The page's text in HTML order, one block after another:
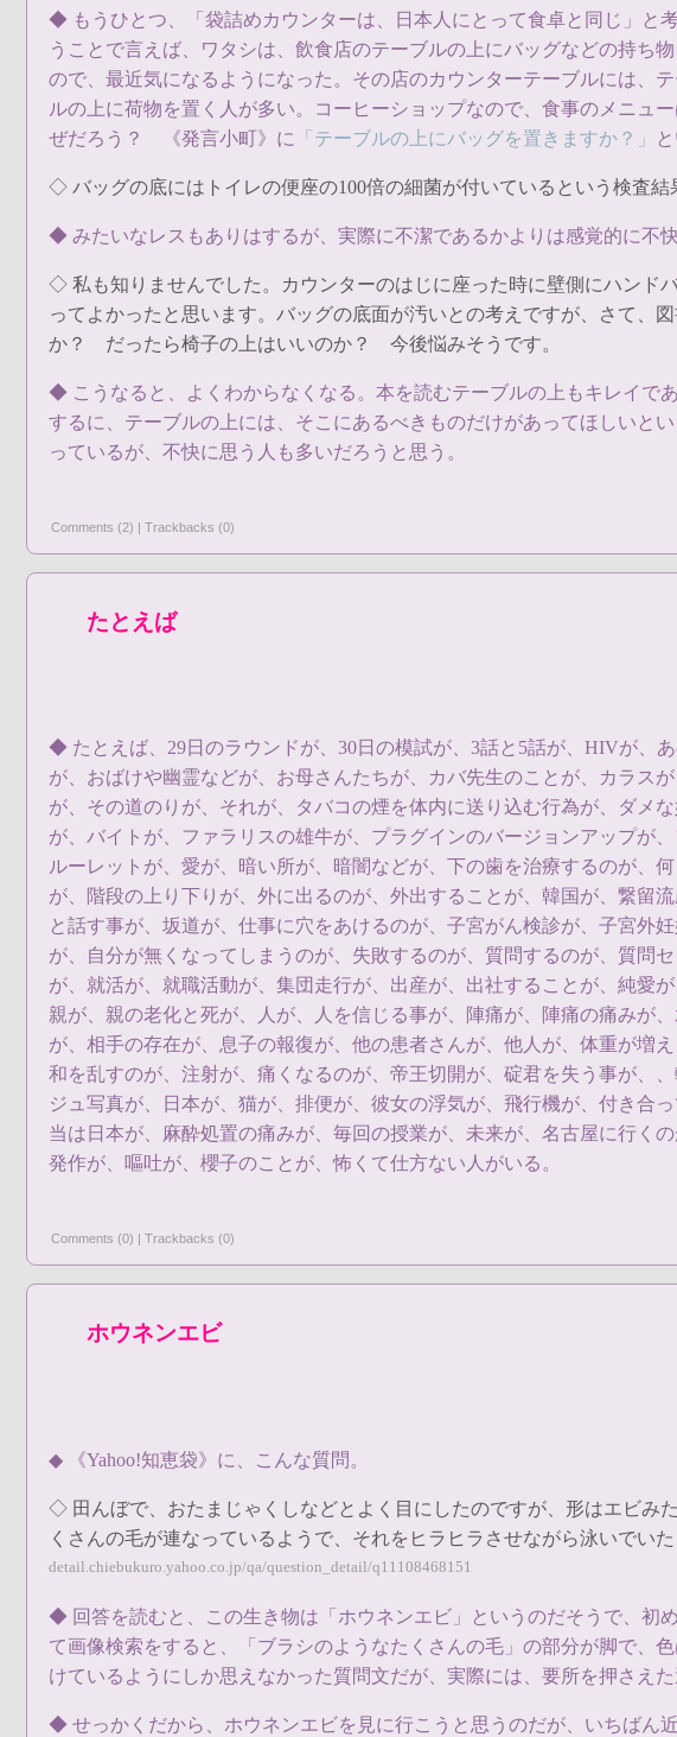
◆ もうひとつ、「袋詰めカウンターは、日本人にとって食卓と同じ」と
うことで言えば、ワタシは、飲食店のテーブルの上にバッグなどの持ち
ので、最近気になるようになった。その店のカウンターテーブルには、
ルの上に荷物を置く人が多い。コーヒーショップなので、食事のメニュ
ぜだろう？ 《発言小町》に
「テーブルの上にバッグを置きますか？」
◇ バッグの底にはトイレの便座の100倍の細菌が付いているという検査結
◆ みたいなレスもありはするが、実際に不潔であるかよりは感覚的に不
◇ 私も知りませんでした。カウンターのはじに座った時に壁側にハンド
ってよかったと思います。バッグの底面が汚いとの考えですが、さて
か？ だったら椅子の上はいいのか？ 今後悩みそうです。
◆ こうなると、よくわからなくなる。本を読むテーブルの上もキレイ
するに、テーブルの上には、そこにあるべきものだけがあってほしいと
っているが、不快に思う人も多いだろうと思う。
Comments (2) | Trackbacks (0)
たとえば
◆ たとえば、29日のラウンドが、30日の模試が、3話と5話が、HIVが、
が、おばけや幽霊などが、お母さんたちが、カバ先生のことが、カラス
が、その道のりが、それが、タバコの煙を体内に送り込む行為が、ダメ
が、バイトが、ファラリスの雄牛が、プラグインのバージョンアップが
ルーレットが、愛が、暗い所が、暗闇などが、下の歯を治療するのが、
が、階段の上り下りが、外に出るのが、外出することが、韓国が、繋留
と話す事が、坂道が、仕事に穴をあけるのが、子宮がん検診が、子宮外
が、自分が無くなってしまうのが、失敗するのが、質問するのが、質問
が、就活が、就職活動が、集団走行が、出産が、出社することが、純愛
親が、親の老化と死が、人が、人を信じる事が、陣痛が、陣痛の痛みが
が、相手の存在が、息子の報復が、他の患者さんが、他人が、体重が増
和を乱すのが、注射が、痛くなるのが、帝王切開が、碇君を失う事が、
ジュ写真が、日本が、猫が、排便が、彼女の浮気が、飛行機が、付き合
当は日本が、麻酔処置の痛みが、毎回の授業が、未来が、名古屋に行く
発作が、嘔吐が、櫻子のことが、怖くて仕方ない人がいる。
Comments (0) Trackbacks (0)
ホウネンエビ
◆ 《Yahoo!知恵袋》に、こんな質問。
◇ 田んぼで、おたまじゃくしなどとよく目にしたのですが、形はエビみ
くさんの毛が連なっているようで、それをヒラヒラさせながら泳いでい
detail.chiebukuro.yahoo.co.jp/qa/question_detail/q11108468151
◆ 回答を読むと、この生き物は「ホウネンエビ」というのだそうで、初
て画像検索をすると、「ブラシのようなたくさんの毛」の部分が脚で、
けているようにしか思えなかった質問文だが、実際には、要所を押さえ
◆ せっかくだから、ホウネンエビを見に行こうと思うのだが、いちばん